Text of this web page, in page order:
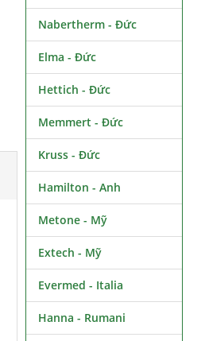
Nabertherm - Đức
Elma - Đức
Hettich - Đức
Memmert - Đức
Kruss - Đức
Hamilton - Anh
Metone - Mỹ
Extech - Mỹ
Evermed - Italia
Hanna - Rumani